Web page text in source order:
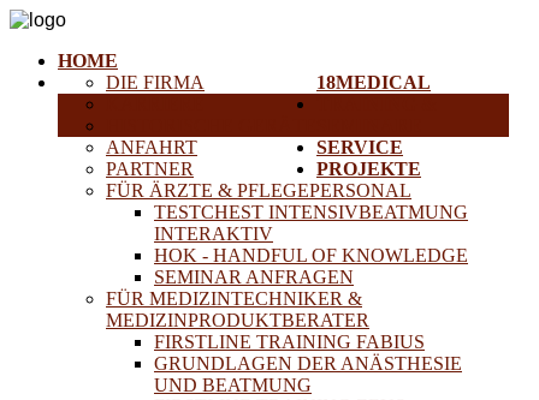
HOME
18MEDICAL
DIE FIRMA
ANFAHRT
PARTNER
FÜR ÄRZTE & PFLEGEPERSONAL
TESTCHEST INTENSIVBEATMUNG
INTERAKTIV
HOK - HANDFUL OF KNOWLEDGE
SEMINAR ANFRAGEN
FÜR MEDIZINTECHNIKER &
MEDIZINPRODUKTBERATER
FIRSTLINE TRAINING FABIUS
GRUNDLAGEN DER ANÄSTHESIE
UND BEATMUNG
SERVICE
PROJEKTE